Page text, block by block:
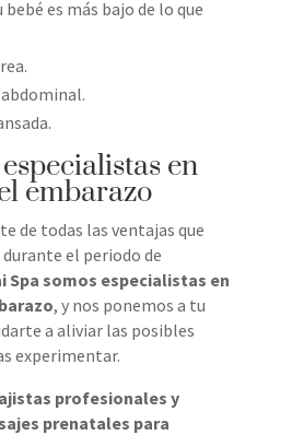
bebé es más bajo de lo que
en
embarazo
de todas las ventajas que
el periodo de
Spa somos especialistas en
, y nos ponemos a tu
a aliviar las posibles
experimentar.
profesionales y
prenatales para